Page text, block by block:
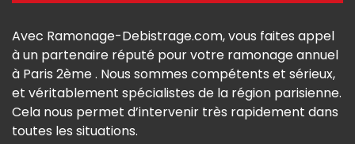
Avec Ramonage-Debistrage.com, vous faites appel
à un partenaire réputé pour votre ramonage annuel
à Paris 2ème . Nous sommes compétents et sérieux,
et véritablement spécialistes de la région parisienne.
Cela nous permet d’intervenir très rapidement dans
toutes les situations.